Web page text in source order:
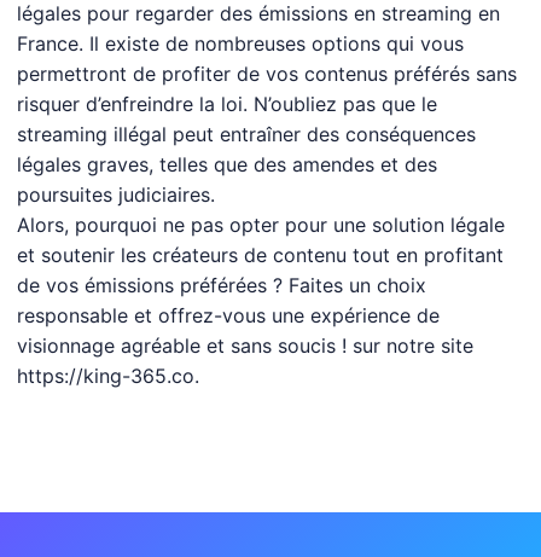
légales pour regarder des émissions en streaming en
France. Il existe de nombreuses options qui vous
permettront de profiter de vos contenus préférés sans
risquer d’enfreindre la loi. N’oubliez pas que le
streaming illégal peut entraîner des conséquences
légales graves, telles que des amendes et des
poursuites judiciaires.
Alors, pourquoi ne pas opter pour une solution légale
et soutenir les créateurs de contenu tout en profitant
de vos émissions préférées ? Faites un choix
responsable et offrez-vous une expérience de
visionnage agréable et sans soucis ! sur notre site
https://king-365.co.